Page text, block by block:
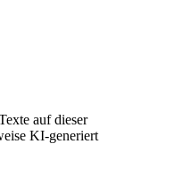
auf dieser
KI-generiert